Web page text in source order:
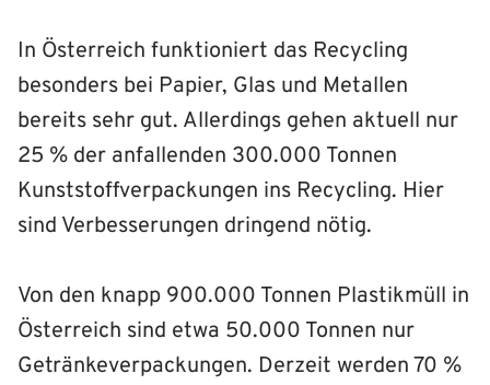
In Österreich funktioniert das Recycling
besonders bei Papier, Glas und Metallen
bereits sehr gut. Allerdings gehen aktuell nur
25 % der anfallenden 300.000 Tonnen
Kunststoff­verpackungen ins Recycling. Hier
sind Verbesserungen dringend nötig.
Von den knapp 900.000 Tonnen Plastikmüll in
Österreich sind etwa 50.000 Tonnen nur
Getränkeverpackungen. Derzeit werden 70 %